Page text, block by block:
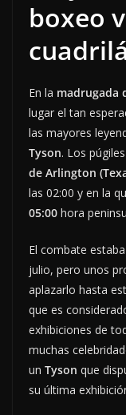
boxeo
En la madrugada
lugar el tan
las mayores
Tyson. Los
de Arlington
las 02:00 y en la
05:00 hora
El combate
julio, pero unos
aplazarlo hasta
que es
exhibiciones de
muchas
un Tyson que
su última